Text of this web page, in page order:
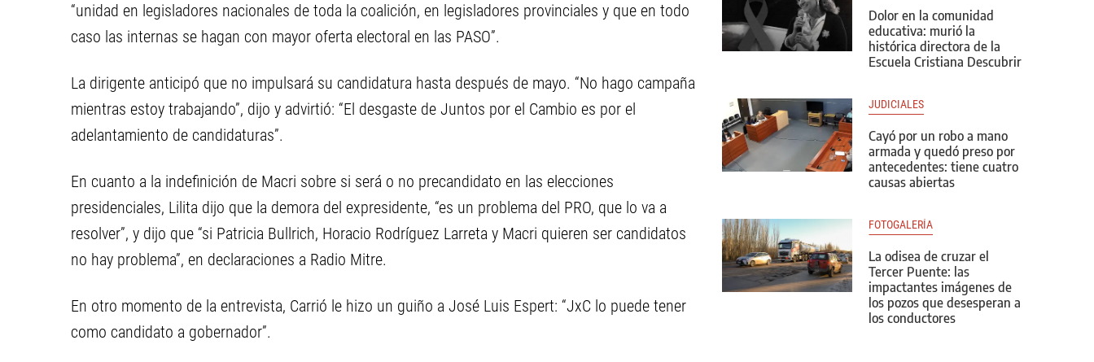
“unidad en legisladores nacionales de toda la coalición, en legisladores provinciales y que en todo
caso las internas se hagan con mayor oferta electoral en las PASO”.
La dirigente anticipó que no impulsará su candidatura hasta después de mayo. “No hago campaña
mientras estoy trabajando”, dijo y advirtió: “El desgaste de Juntos por el Cambio es por el
adelantamiento de candidaturas”.
En cuanto a la indefinición de Macri sobre si será o no precandidato en las elecciones
presidenciales, Lilita dijo que la demora del expresidente, “es un problema del PRO, que lo va a
resolver”, y dijo que “si Patricia Bullrich, Horacio Rodríguez Larreta y Macri quieren ser candidatos
no hay problema”, en declaraciones a Radio Mitre.
En otro momento de la entrevista, Carrió le hizo un guiño a José Luis Espert: “JxC lo puede tener
como candidato a gobernador”.
Dolor en la comunidad
educativa: murió la
histórica directora de la
Escuela Cristiana Descubrir
JUDICIALES
Cayó por un robo a mano
armada y quedó preso por
antecedentes: tiene cuatro
causas abiertas
FOTOGALERÍA
La odisea de cruzar el
Tercer Puente: las
impactantes imágenes de
los pozos que desesperan a
los conductores